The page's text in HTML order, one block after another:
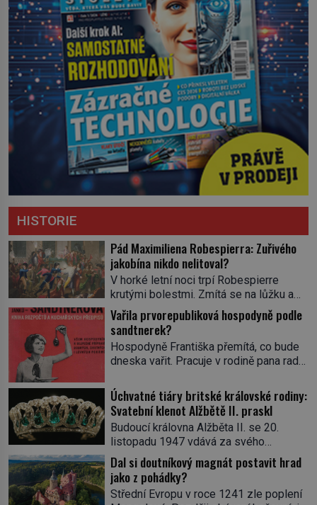
HISTORIE
Pád Maximiliena Robespierra: Zuřivého
jakobína nikdo nelitoval?
V horké letní noci trpí Robespierre
krutými bolestmi. Zmítá se na lůžku a
hlavou mu víří kolotoč myšlenek. Když
se probere z mdlob, vzpomene si na
jednu z pařížských jasnovidek, kterou
před lety navštívil. Prorokovala mu
tragický osud. Tehdy se jí vysmál.
prohlásil o něm jiný významný
francouzský revolucionář, Honoré de
Mirabeau […]
Vařila prvorepubliková hospodyně podle
sandtnerek?
Hospodyně Františka přemítá, co bude
dneska vařit. Pracuje v rodině pana rady
rychle v jedné ze „sandtnerek“.
„Zaplaťpánbůh, že už nemusíme chodit
s lístky,“ povzdechne si směrem ke
služce, kterou má v kuchyni k ruce.
Ještě v prvních letech nové republiky
fungoval kvůli nedostatku zboží
přídělový systém. […]
Úchvatné tiáry britské královské rodiny:
Svatební klenot Alžbětě II. praskl
Budoucí královna Alžběta II. se 20.
listopadu 1947 vdává za svého
vyvoleného Filipa Mountbattena. Aby
měla na obřad ve Westminsteru podle
tradice „něco vypůjčeného“, její matka jí
věnuje jedinečný šperk ze své
Dal si doutníkový magnát postavit hrad
jako z pohádky?
Střední Evropu v roce 1241 zle poplení